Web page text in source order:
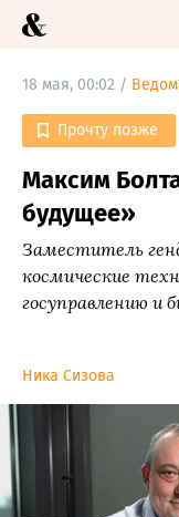
18 мая, 00:02 /
Прочту позже
Максим
будущее»
Заместитель
космические
госуправлению и
Ника Сизова